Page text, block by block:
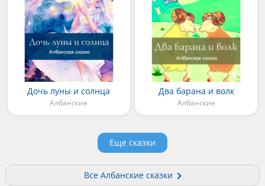
Дочь луны и солнца
Албанские
Два барана и волк
Албанские
Еще сказки
Все Албанские сказки